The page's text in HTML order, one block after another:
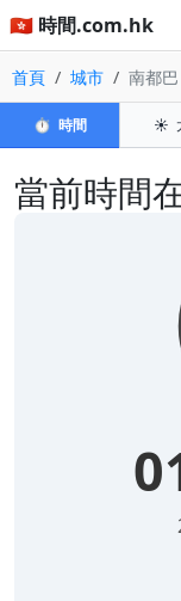
🇭🇰 時間.com.hk
首頁 城市 南都巴
⏱️ 時間 ☀️
當前時間